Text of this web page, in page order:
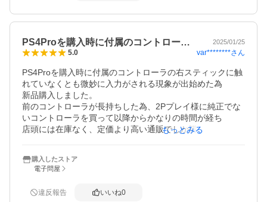
PS4Proを購入時に付属のコントロー… 2025/01/25
5.0 var********さん
PS4Proを購入時に付属のコントローラの右スティックに触
れていなくとも微妙に入力がされる現象が出始めた為
新品購入しました。
前のコントローラが長持ちした為、2Pプレイ様に純正でな
いコントローラを買って以降からかなりの時間が経ち
店頭には在庫なく、定価より高い通販でしか購入できず今
いものではありませんが、それが商売ですから文句は
言えません。
部分においても、肝心な操作性においても、純正が最も
もっとみる
購入したストア
電子問屋
違反報告 いいね0